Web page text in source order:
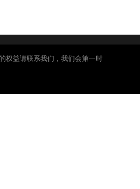
权益请联系我们，我们会第一时